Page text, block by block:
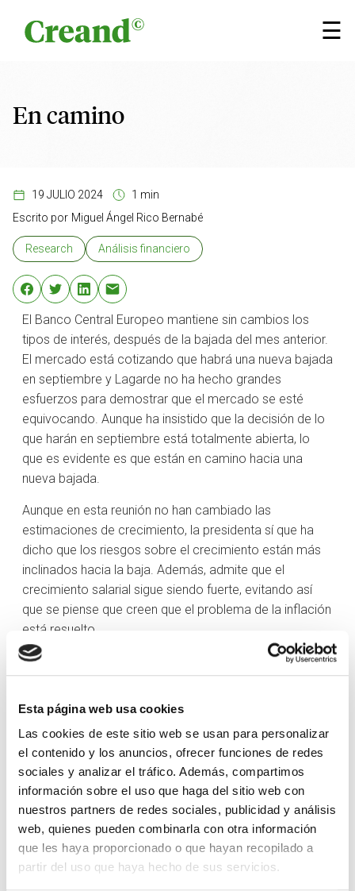
Esta página web usa cookies
Las cookies de este sitio web se usan para personalizar
el contenido y los anuncios, ofrecer funciones de redes
sociales y analizar el tráfico. Además, compartimos
información sobre el uso que haga del sitio web con
nuestros partners de redes sociales, publicidad y análisis
web, quienes pueden combinarla con otra información
que les haya proporcionado o que hayan recopilado a
partir del uso que haya hecho de sus servicios.
☰
×
En camino
19 JULIO 2024
1 min
Escrito por Miguel Ángel Rico Bernabé
Research Análisis financiero
El Banco Central Europeo mantiene sin cambios los
tipos de interés, después de la bajada del mes anterior.
El mercado está cotizando que habrá una nueva bajada
en septiembre y Lagarde no ha hecho grandes
esfuerzos para demostrar que el mercado se esté
equivocando. Aunque ha insistido que la decisión de lo
que harán en septiembre está totalmente abierta, lo
que es evidente es que están en camino hacia una
nueva bajada.
Aunque en esta reunión no han cambiado las
estimaciones de crecimiento, la presidenta sí que ha
dicho que los riesgos sobre el crecimiento están más
inclinados hacia la baja. Además, admite que el
crecimiento salarial sigue siendo fuerte, evitando así
que se piense que creen que el problema de la inflación
está resuelto.
Las bolsas han reaccionado muy tímidamente pues se
esperaba que esta reunión fuese de trámite. Mientras,
euro se deprecia ligeramente frente al dólar.
Escrito por
Miguel Ángel Rico Bernabé